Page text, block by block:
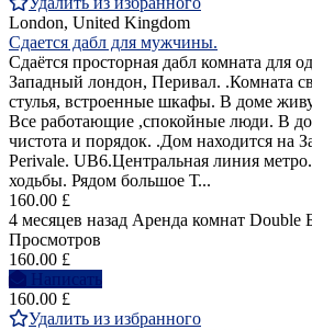
London, United Kingdom
Сдается дабл для мужчины.
Cдаётся просторная дабл комната для
Западный лондон, Перивал. .Комната
стулья, встроенные шкафы. В доме
Все работающие ,спокойные люди. В
чистота и порядок. .Дом находится на
Perivale. UB6.Центральная линия
ходьбы. Рядом большое Т...
160.00 £
4 месяцев назад Аренда комнат Double
Просмотров
160.00 £
Написать
160.00 £
Удалить из избранного